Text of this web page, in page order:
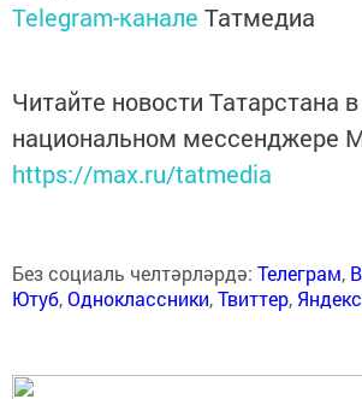
Telegram-канале Татмедиа
Читайте новости Татарстана в
национальном мессенджере
https://max.ru/tatmedia
Без социаль челтәрләрдә: Телеграм,
Ютуб,Одноклассники,Твиттер,